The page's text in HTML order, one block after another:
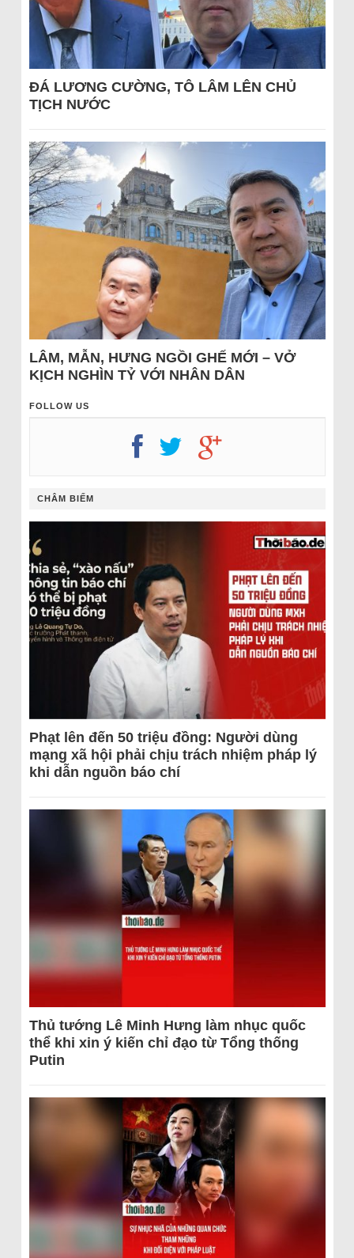
ĐÁ LƯƠNG CƯỜNG, TÔ LÂM LÊN CHỦ
TỊCH NƯỚC
LÂM, MẪN, HƯNG NGỒI GHẾ MỚI – VỞ
KỊCH NGHÌN TỶ VỚI NHÂN DÂN
FOLLOW US
CHÂM BIẾM
Phạt lên đến 50 triệu đồng: Người dùng
mạng xã hội phải chịu trách nhiệm pháp lý
khi dẫn nguồn báo chí
Thủ tướng Lê Minh Hưng làm nhục quốc
thể khi xin ý kiến chỉ đạo từ Tổng thống
Putin